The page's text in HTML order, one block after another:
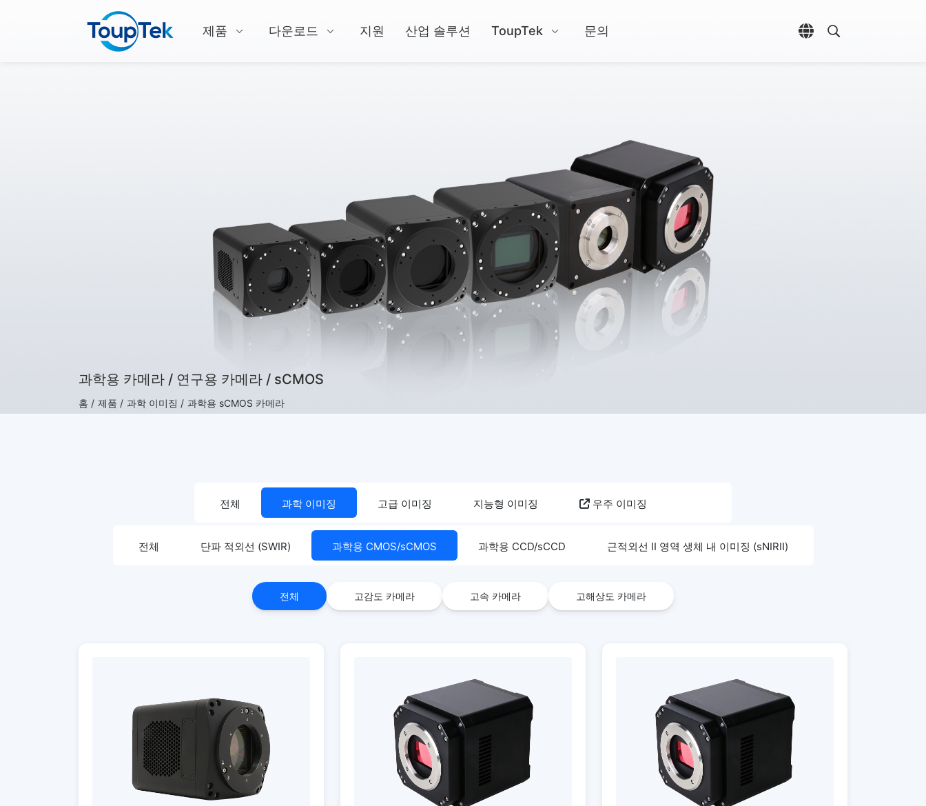
제품 다운로드 지원 산업 솔루션 ToupTek 문의
언어 선택 열기
검색 열기
과학용 카메라 / 연구용 카메라 / sCMOS
홈 / 제품 / 과학 이미징 / 과학용 sCMOS 카메라
전체 과학 이미징 고급 이미징 지능형 이미징 우주 이미징
전체 단파 적외선 (SWIR) 과학용 CMOS/sCMOS 과학용 CCD/sCCD 근적외선 II 영역 생체 내 이미징 (sNIRII)
전체 고감도 카메라 고속 카메라 고해상도 카메라